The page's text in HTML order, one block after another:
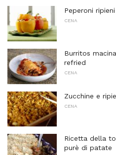
Peperoni
CENA
Burritos
refried
CENA
Zucchine e
CENA
Ricetta della
purè di patate